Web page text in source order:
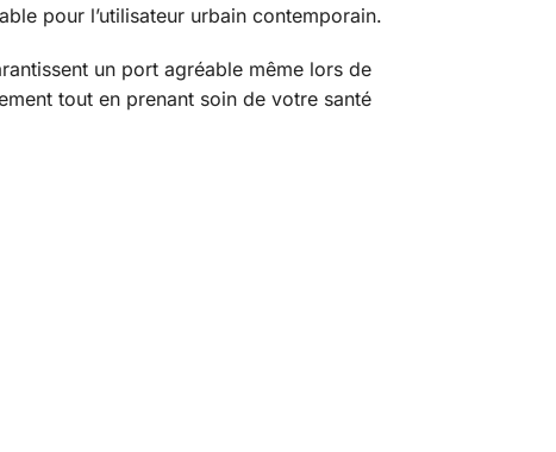
pour l’utilisateur urbain contemporain.
un port agréable même lors de
tout en prenant soin de votre santé